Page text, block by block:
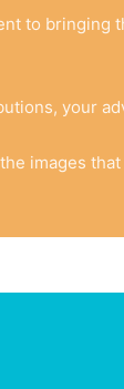
to
your
images